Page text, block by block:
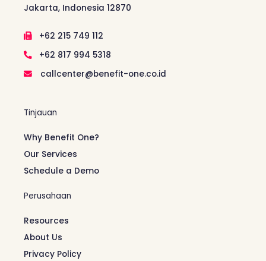
Jakarta, Indonesia 12870
+62 215 749 112
+62 817 994 5318
callcenter@benefit-one.co.id
Tinjauan
Why Benefit One?
Our Services
Schedule a Demo
Perusahaan
Resources
About Us
Privacy Policy